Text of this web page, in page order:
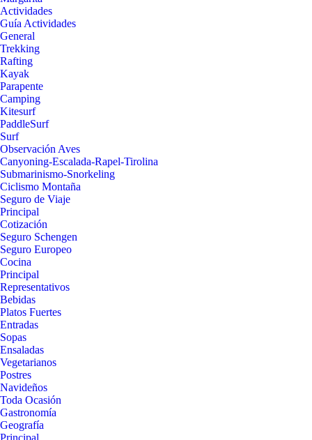
Actividades
Guía Actividades
General
Trekking
Rafting
Kayak
Parapente
Camping
Kitesurf
PaddleSurf
Surf
Observación Aves
Canyoning-Escalada-Rapel-Tirolina
Submarinismo-Snorkeling
Ciclismo Montaña
Seguro de Viaje
Principal
Cotización
Seguro Schengen
Seguro Europeo
Cocina
Principal
Representativos
Bebidas
Platos Fuertes
Entradas
Sopas
Ensaladas
Vegetarianos
Postres
Navideños
Toda Ocasión
Gastronomía
Geografía
Principal